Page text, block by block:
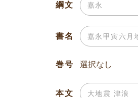
綱文
書名
巻号
本文